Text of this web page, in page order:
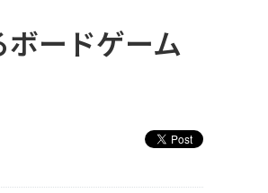
ボードゲーム